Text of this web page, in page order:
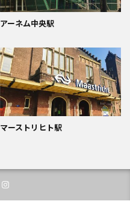
アーネム中央駅
マーストリヒト駅